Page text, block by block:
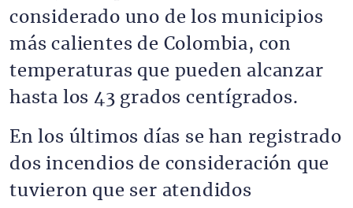
considerado uno de los municipios
más calientes de Colombia, con
temperaturas que pueden alcanzar
hasta los 43 grados centígrados.
En los últimos días se han registrado
dos incendios de consideración que
tuvieron que ser atendidos